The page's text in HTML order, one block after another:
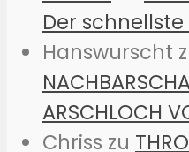
Der schnellste
Hanswurscht
ARSCHLOCH
Chriss zu